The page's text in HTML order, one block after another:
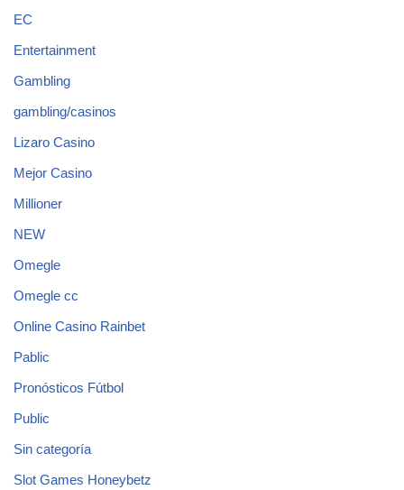
EC
Entertainment
Gambling
gambling/casinos
Lizaro Casino
Mejor Casino
Millioner
NEW
Omegle
Omegle cc
Online Casino Rainbet
Pablic
Pronósticos Fútbol
Public
Sin categoría
Slot Games Honeybetz